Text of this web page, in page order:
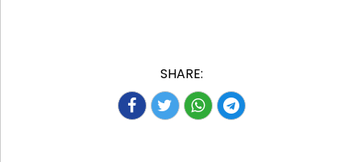
SHARE: